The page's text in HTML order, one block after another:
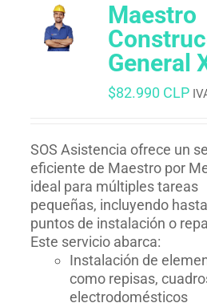
Maestro
General
$82.990 CLP
SOS Asistencia ofrece un
eficiente de Maestro por
ideal para múltiples tareas
pequeñas, incluyendo
puntos de instalación o
Este servicio abarca:
Instalación de
como repisas,
electrodomésticos